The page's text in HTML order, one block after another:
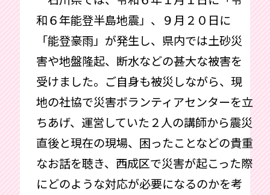
和６年能登半島地震」、９月２０日に
「能登豪雨」が発生し、県内では土砂災
害や地盤隆起、断水などの甚大な被害を
受けました。ご自身も被災しながら、現
地の社協で災害ボランティアセンターを立
ちあげ、運営していた２人の講師から震災
直後と現在の現場、困ったことなどの貴重
なお話を聴き、西成区で災害が起こった際
にどのような対応が必要になるのかを考